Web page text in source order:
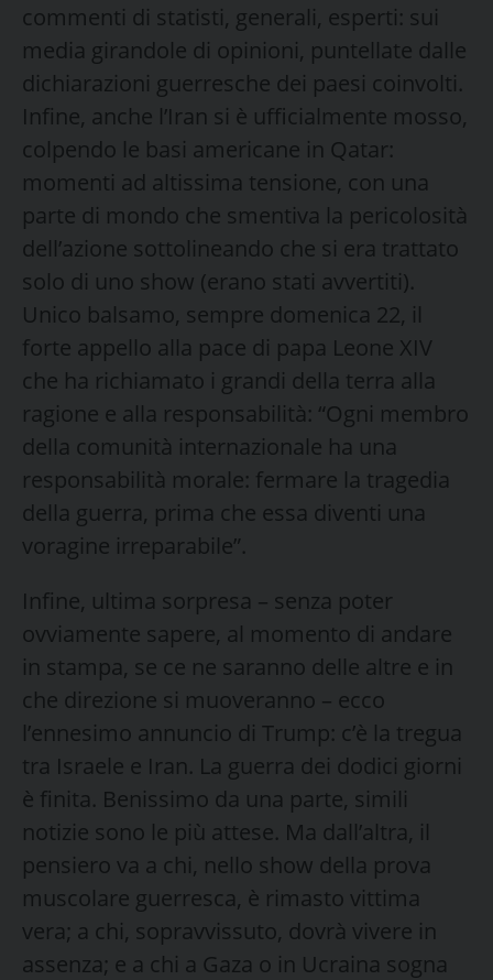
commenti di statisti, generali, esperti: sui
media girandole di opinioni, puntellate dalle
dichiarazioni guerresche dei paesi coinvolti.
Infine, anche l’Iran si è ufficialmente mosso,
colpendo le basi americane in Qatar:
momenti ad altissima tensione, con una
parte di mondo che smentiva la pericolosità
dell’azione sottolineando che si era trattato
solo di uno show (erano stati avvertiti).
Unico balsamo, sempre domenica 22, il
forte appello alla pace di papa Leone XIV
che ha richiamato i grandi della terra alla
ragione e alla responsabilità: “Ogni membro
della comunità internazionale ha una
responsabilità morale: fermare la tragedia
della guerra, prima che essa diventi una
voragine irreparabile”.
Infine, ultima sorpresa – senza poter
ovviamente sapere, al momento di andare
in stampa, se ce ne saranno delle altre e in
che direzione si muoveranno – ecco
l’ennesimo annuncio di Trump: c’è la tregua
tra Israele e Iran. La guerra dei dodici giorni
è finita. Benissimo da una parte, simili
notizie sono le più attese. Ma dall’altra, il
pensiero va a chi, nello show della prova
muscolare guerresca, è rimasto vittima
vera; a chi, sopravvissuto, dovrà vivere in
assenza; e a chi a Gaza o in Ucraina sogna